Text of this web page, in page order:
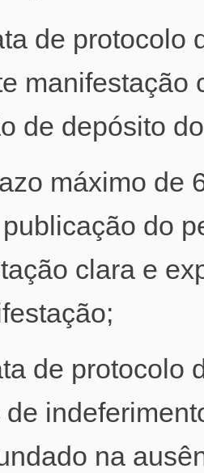
de protocolo
manifestação
de depósito
máximo de
do
clara e
de protocolo
na